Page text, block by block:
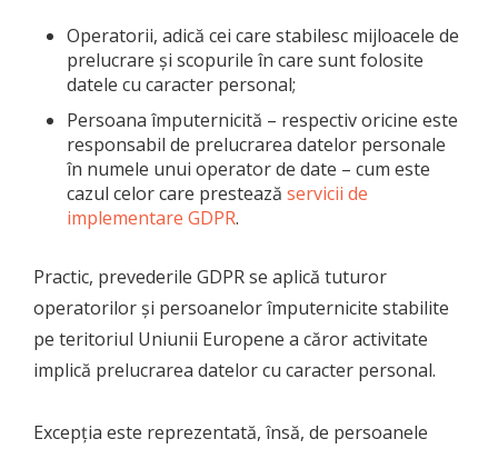
Operatorii, adică cei care stabilesc mijloacele de
prelucrare și scopurile în care sunt folosite
datele cu caracter personal;
Persoana împuternicită – respectiv oricine este
responsabil de prelucrarea datelor personale
în numele unui operator de date – cum este
cazul celor care prestează servicii de
implementare GDPR.
Practic, prevederile GDPR se aplică tuturor
operatorilor și persoanelor împuternicite stabilite
pe teritoriul Uniunii Europene a căror activitate
implică prelucrarea datelor cu caracter personal.
Excepția este reprezentată, însă, de persoanele